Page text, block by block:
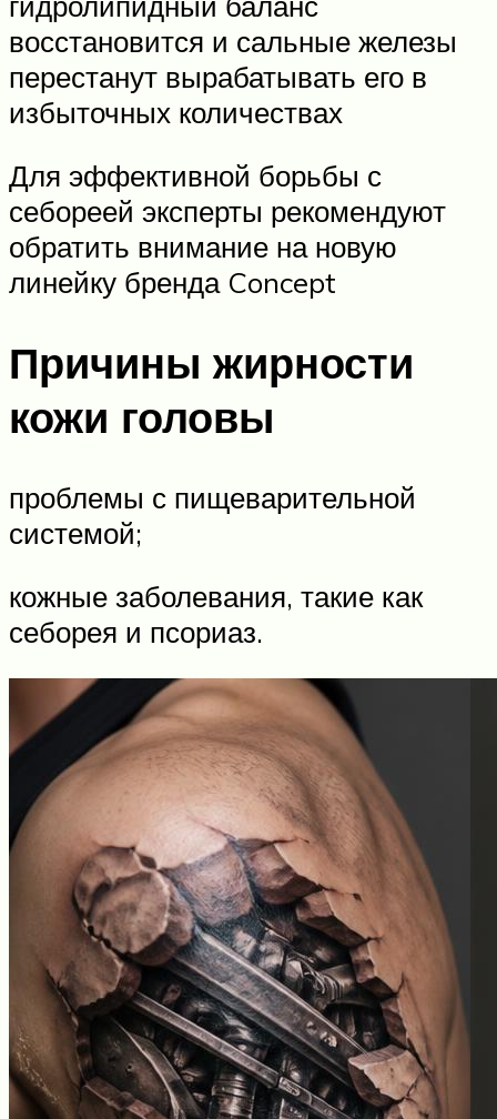
восстановится и сальные железы
перестанут вырабатывать его в
избыточных количествах
Для эффективной борьбы с
себореей эксперты рекомендуют
обратить внимание на новую
линейку бренда Concept
Причины жирности
кожи головы
проблемы с пищеварительной
системой;
кожные заболевания, такие как
себорея и псориаз.